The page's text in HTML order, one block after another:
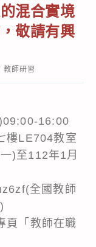
混合實境
敬請有興
教師研習
16:00
樓LE704教室
)至112年1月
全國教師
頁「教師在職